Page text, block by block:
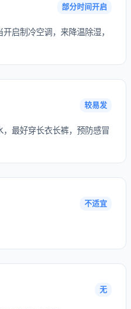
部分时间开启
启制冷空调，来降温除湿，
较易发
最好穿长衣长裤，预防感冒
不适宜
无